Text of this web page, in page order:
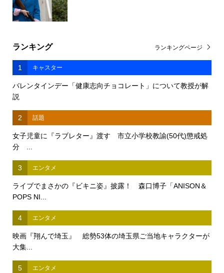
ランキング
1 キャスター
バレンタインデー「健康志向チョコレート」について教授が解
説
2 話題
女子児童に『ラブレター』渡す 市立小学校教諭(50代)懲戒処
分 ...
3 エンタメ
ライブでまさかの『ビキニ姿』披露！ 森口博子「ANISON＆
POPS NI...
4 エンタメ
映画『翔んで埼玉』 総勢53体の埼玉県ご当地キャラクターが
大集...
5 エンタメ
ランキングページ